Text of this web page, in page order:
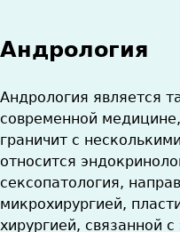
Андрология
Андрология является
современной
граничит с
относится
сексопатология,
микрохирургией,
хирургией, связанной